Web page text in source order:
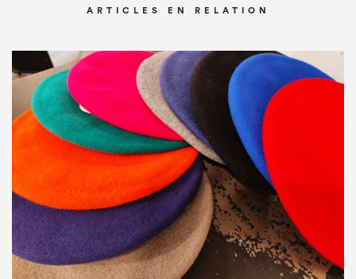
ARTICLES EN RELATION